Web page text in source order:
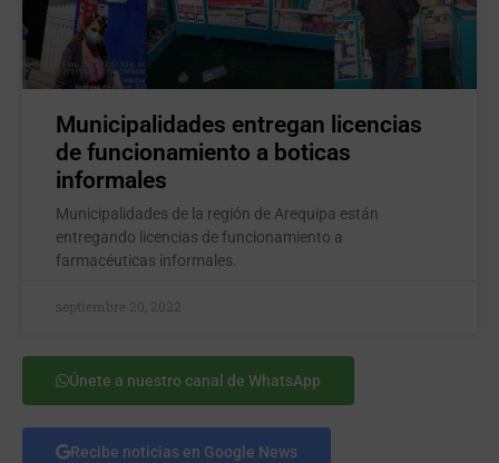
Municipalidades entregan licencias
de funcionamiento a boticas
informales
Municipalidades de la región de Arequipa están
entregando licencias de funcionamiento a
farmacéuticas informales.
septiembre 20, 2022
Únete a nuestro canal de WhatsApp
Recibe noticias en Google News